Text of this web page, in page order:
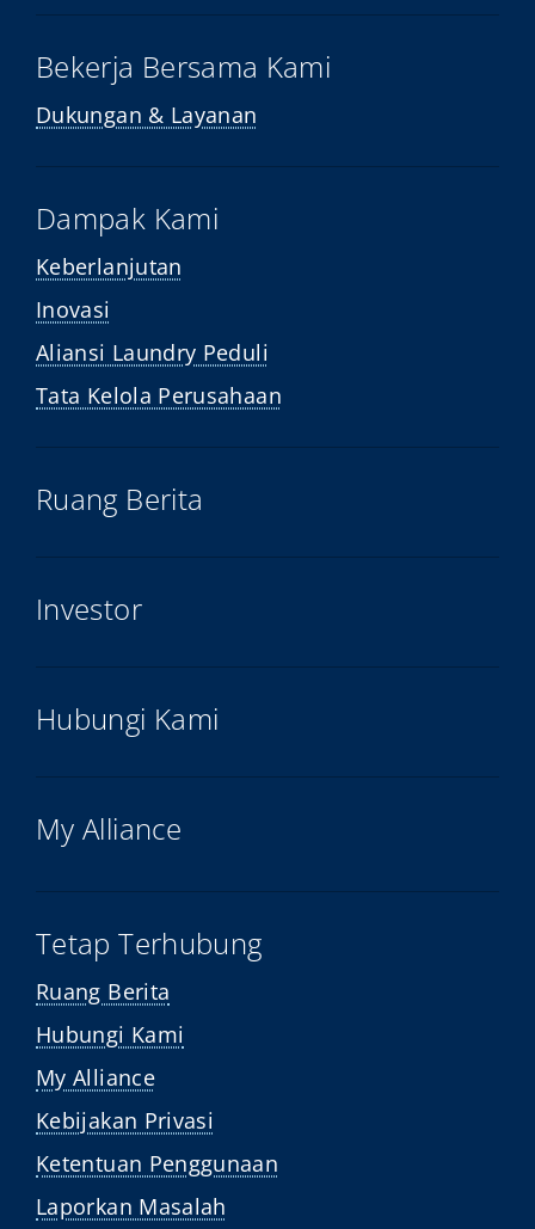
Bekerja Bersama Kami
Dukungan & Layanan
Dampak Kami
Keberlanjutan
Inovasi
Aliansi Laundry Peduli
Tata Kelola Perusahaan
Ruang Berita
Investor
Hubungi Kami
My Alliance
Tetap Terhubung
Ruang Berita
Hubungi Kami
My Alliance
Kebijakan Privasi
Ketentuan Penggunaan
Laporkan Masalah